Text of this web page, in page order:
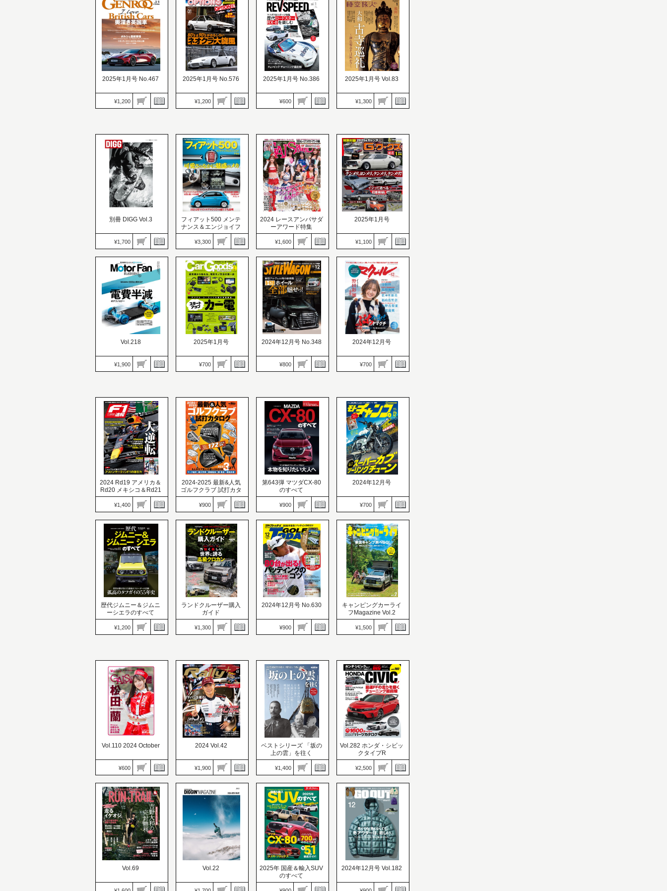
発売日：2024.11.28
時代を超える激シブなク
ルマ。ユーザー＆ショッ
プ TUNED MACHINE
発売日：2024.11.28
レーシングR33GT-R “鈍
重”な次男坊が発露した誉
れ高きレース適性
価格：1,300円
発売日：2024.11.28
トヨタ執念の王座獲得4
連覇
価格：900円
発売日：2024.11.27
ニッポンの城と城下を巡
る 車中泊＆クルマ旅
価格：1,200円
発売日：2024.11.26
奥深き英国車
2025年1月号 No.467
¥1,200
発売日：2024.11.26
80’s＆90’sがおもしろい
オネクラ大旋風
2025年1月号 No.576
¥1,200
REV SPEED（レブスピ
マツダFRスポーツ特集
歴代ロードスタ＆RX-8を
楽しむ
2025年1月号 No.386
¥600
発売日：2024.11.26
神仏習合ゆかりの奈良の
聖地を巡る旅へ
2025年1月号 Vol.83
¥1,300
ギンマガジン）
価格：1,700円
発売日：2024.11.26
ISSUE 03
別冊 DIGG Vol.3
¥1,700
自動車誌MOOK
価格：3,300円
発売日：2024.11.25
可愛さのなかに魅惑のメ
フィアット500 メンテ
ナンス＆エンジョイフ
ァイル
¥3,300
ルズパラダイス）
価格：1,600円
発売日：2024.11.22
RQ総選挙ノミネート50
名パーフェクトガイド
2024 レースアンバサダ
ーアワード特集
¥1,600
ス）
価格：1,100円
発売日：2024.11.21
ケンメリ、ヨンメリ、ケ
ンメリ、ケンメリ!!
2025年1月号
¥1,100
Motor Fan illustrated（モ
発売日：2024.11.15
電気自動車がもっともっ
と便利になるために
Vol.218
¥1,900
発売日：2024.11.15
デジタル・カーライフの
現代事情講座
2025年1月号
¥700
STYLE WAGON（スタイ
新型アルヴェル用の新規
格 5-120ホイール全部魅
せっ！
2024年12月号 No.348
¥800
マクール
ンタビュー、特集、チャ
レンジカップ展望と山口
支部を大応援！
2024年12月号
¥700
F1速報（エフワンソクホ
価格：1,400円
発売日：2024.11.09
スペインGPからの“10連
敗脱出”フェルスタッペン
が４連覇に王手
2024 Rd19 アメリカ＆
Rd20 メキシコ＆Rd21
ブラジルGP号
¥1,400
ゥデイ）レッスンブック
価格：900円
発売日：2024.11.09
5人のギア賢人が選ぶ
2024年BEST3は？
2024-2025 最新&人気
ゴルフクラブ 試打カタ
ログ
¥900
ニューモデル速報 すべて
シリーズ
価格：900円
発売日：2024.11.08
本物を知りたい大人へ
第643弾 マツダCX-80
のすべて
¥900
価格：700円
発売日：2024.11.06
ビギナー必見！ 快適レシ
ピ満載です！ スーパーカ
ブツーリングチューン
2024年12月号
¥700
価格：1,200円
発売日：2024.11.05
孤高のタフガイの55年史
歴代ジムニー＆ジムニ
ーシエラのすべて
¥1,200
発売日：2024.11.05
力強く美しい世界に誇る
高級クロカン
ランドクルーザー購入
ガイド
¥1,300
発売日：2024.11.05
80台が出る！ パッティン
グのコツ
2024年12月号 No.630
¥900
東北キャンプ旅へGO！
恵みの大地で自由に車中
泊トリップ。
キャンピングカーライ
フMagazine Vol.2
¥1,500
PLUS（ギャルパラプラ
ス）
価格：600円
発売日：2024.10.31
Special Editor 松田 蘭
Vol.110 2024 October
¥600
価格：1,900円
発売日：2024.10.31
運命のラリージャパン
2024 いよいよスタート
2024 Vol.42
¥1,900
男の隠れ家 特別編集
価格：1,400円
発売日：2024.10.31
近代国家を目指す、明治
という熱い時代
ベストシリーズ 「坂の
上の雲」を往く
¥1,400
HYPER REV（ハイパー
価格：2,500円
発売日：2024.10.31
パワーアップから足まわ
りまで最速FFの走りを磨
くチューニング最前線
Vol.282 ホンダ・シビッ
クタイプR
¥2,500
Vol.69 Vol.22
ニューモデル速報 統括シ
2025年 国産＆輸入SUV
のすべて
2024年12月号 Vol.182